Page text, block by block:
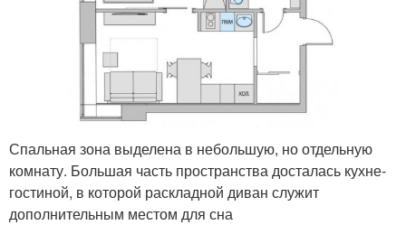
Спальная зона выделена в небольшую, но отдельную
комнату. Большая часть пространства досталась кухне-
гостиной, в которой раскладной диван служит
дополнительным местом для сна